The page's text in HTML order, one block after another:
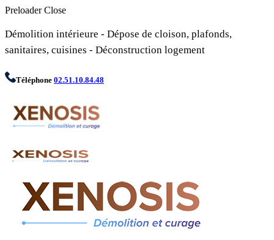
Preloader Close
Démolition intérieure - Dépose de cloison, plafonds,
sanitaires, cuisines - Déconstruction logement
Téléphone 02.51.10.84.48